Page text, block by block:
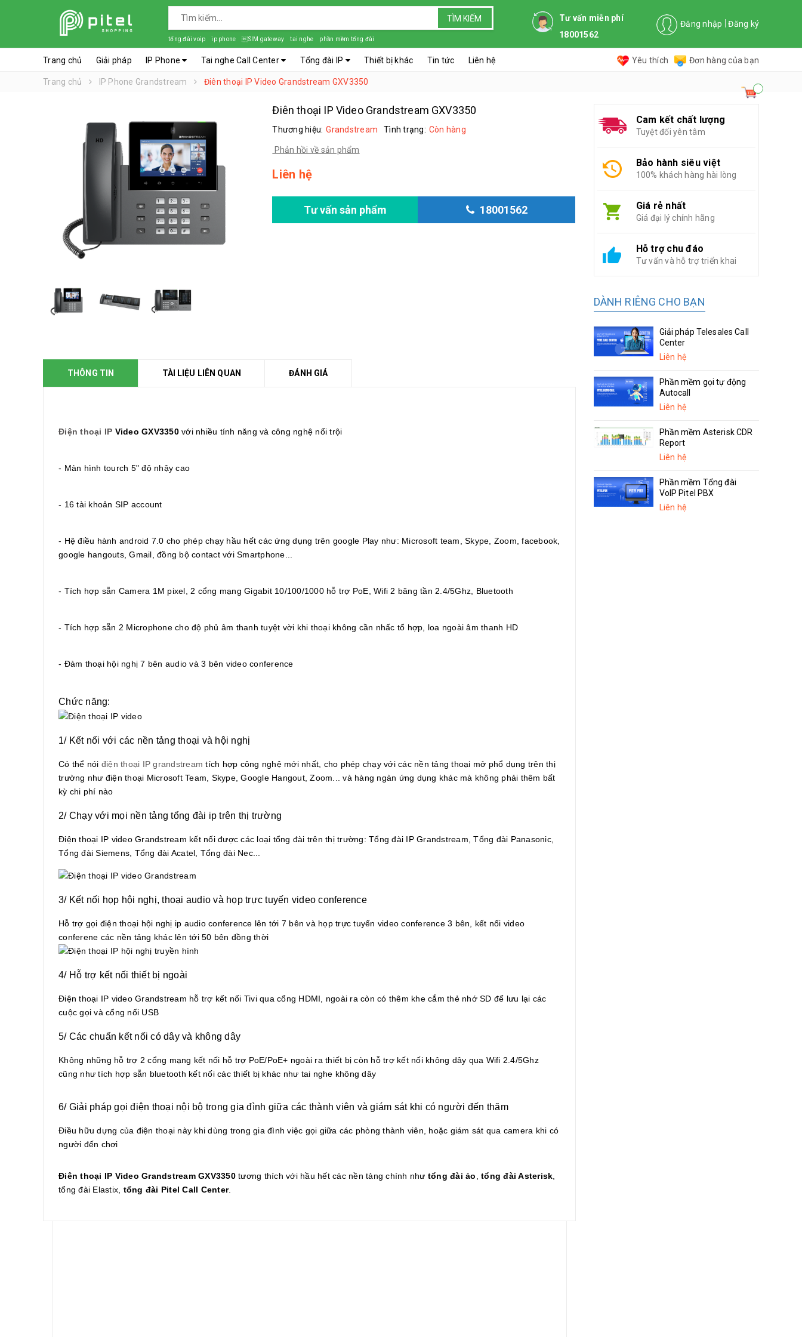
TÌM KIẾM
tổng đài voip ip phone SIM gateway tai nghe phần mềm tổng đài
Đăng nhập Đăng ký
Tư vấn miễn phí
18001562
Trang chủ Giải pháp IP Phone Tai nghe Call Center Tổng đài IP Thiết bị khác Tin tức Liên hệ Yêu thích Đơn hàng của bạn
Trang chủ IP Phone Grandstream Điên thoại IP Video Grandstream GXV3350
Điên thoại IP Video Grandstream GXV3350
Thương hiệu: Grandstream Tình trạng: Còn hàng
Phản hồi về sản phẩm
Liên hệ
Tư vấn sản phẩm 18001562
THÔNG TIN TÀI LIỆU LIÊN QUAN ĐÁNH GIÁ
Điện thoại IP Video GXV3350 với nhiều tính năng và công nghệ nổi trội
- Màn hình tourch 5" độ nhậy cao
- 16 tài khoản SIP account
- Hệ điều hành android 7.0 cho phép chạy hầu hết các ứng dụng trên google Play như: Microsoft team, Skype, Zoom, facebook,
google hangouts, Gmail, đồng bộ contact với Smartphone...
- Tích hợp sẵn Camera 1M pixel, 2 cổng mạng Gigabit 10/100/1000 hỗ trợ PoE, Wifi 2 băng tần 2.4/5Ghz, Bluetooth
- Tích hợp sẵn 2 Microphone cho độ phủ âm thanh tuyệt vời khi thoại không cần nhấc tổ hợp, loa ngoài âm thanh HD
- Đàm thoại hội nghị 7 bên audio và 3 bên video conference
Chức năng:
1/ Kết nối với các nền tảng thoại và hội nghị
Có thể nói điện thoại IP grandstream tích hợp công nghệ mới nhất, cho phép chạy với các nền tảng thoại mở phổ dụng trên thị
trường như điện thoại Microsoft Team, Skype, Google Hangout, Zoom... và hàng ngàn ứng dụng khác mà không phải thêm bất
kỳ chi phí nào
2/ Chạy với mọi nền tảng tổng đài ip trên thị trường
Điện thoại IP video Grandstream kết nối được các loại tổng đài trên thị trường: Tổng đài IP Grandstream, Tổng đài Panasonic,
Tổng đài Siemens, Tổng đài Acatel, Tổng đài Nec...
3/ Kết nối họp hội nghị, thoại audio và họp trực tuyến video conference
Hỗ trợ gọi điện thoại hội nghị ip audio conference lên tới 7 bên và họp trực tuyến video conference 3 bên, kết nối video
conferene các nền tảng khác lên tới 50 bên đồng thời
4/ Hỗ trợ kết nối thiết bị ngoài
Điện thoại IP video Grandstream hỗ trợ kết nối Tivi qua cổng HDMI, ngoài ra còn có thêm khe cắm thẻ nhớ SD để lưu lại các
cuộc gọi và cổng nối USB
5/ Các chuẩn kết nối có dây và không dây
Không những hỗ trợ 2 cổng mạng kết nối hỗ trợ PoE/PoE+ ngoài ra thiết bị còn hỗ trợ kết nối không dây qua Wifi 2.4/5Ghz
cũng như tích hợp sẵn bluetooth kết nối các thiết bị khác như tai nghe không dây
6/ Giải pháp gọi điện thoại nội bộ trong gia đình giữa các thành viên và giám sát khi có người đến thăm
Điều hữu dựng của điện thoại này khi dùng trong gia đình việc gọi giữa các phòng thành viên, hoặc giám sát qua camera khi có
người đến chơi
Điên thoại IP Video Grandstream GXV3350tương thích với hầu hết các nền tảng chính như tổng đài ảo tổng đài Asterisk
tổng đài Elastix, tổng đài Pitel Call Center.
Cam kết chất lượng
Tuyệt đối yên tâm
Bảo hành siêu việt
100% khách hàng hài lòng
Giá rẻ nhất
Giá đại lý chính hãng
Hỗ trợ chu đáo
Tư vấn và hỗ trợ triển khai
DÀNH RIÊNG CHO BẠN
Giải pháp Telesales Call
Center
Liên hệ
Phần mềm gọi tự động
Autocall
Liên hệ
Phần mềm Asterisk CDR
Report
Liên hệ
Phần mềm Tổng đài
VoIP Pitel PBX
Liên hệ